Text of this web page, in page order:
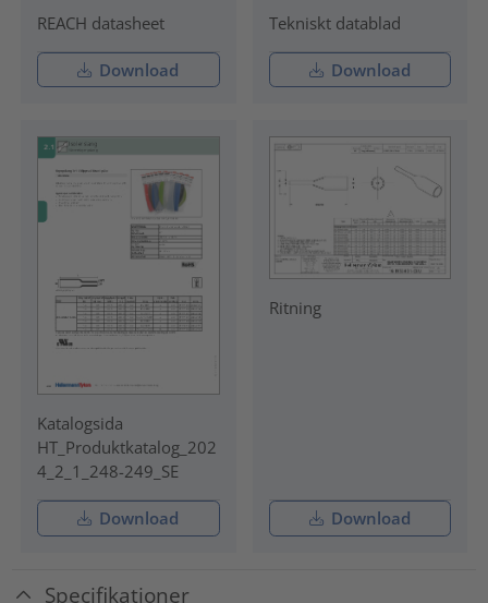
REACH datasheet
Download
Tekniskt datablad
Download
Katalogsida
HT_Produktkatalog_202
4_2_1_248-249_SE
Download
Ritning
Download
Specifikationer